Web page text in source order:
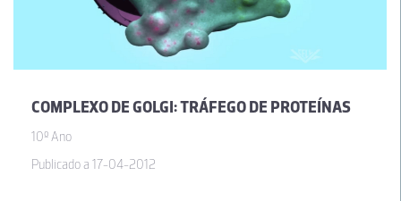
COMPLEXO DE GOLGI: TRÁFEGO DE PROTEÍNAS
10º Ano
Publicado a 17-04-2012